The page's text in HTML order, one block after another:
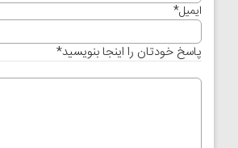
ایمیل*
پاسخ خودتان را اینجا بنویسید*